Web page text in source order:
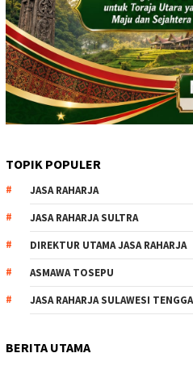
TOPIK POPULER
JASA RAHARJA
JASA RAHARJA SULTRA
DIREKTUR UTAMA JASA RAHARJA
ASMAWA TOSEPU
JASA RAHARJA SULAWESI
BERITA UTAMA